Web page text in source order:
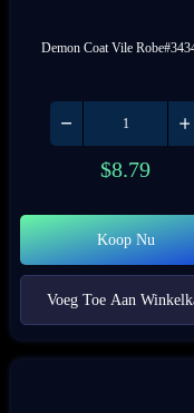
Demon Coat Vile
$8.79
Koop Nu
Voeg Toe Aan